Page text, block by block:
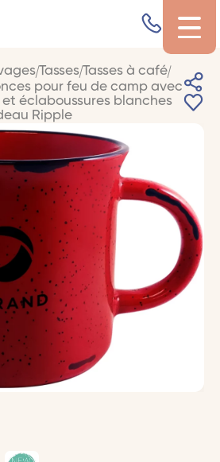
Tasses Tasses à café
pour feu de camp avec
éclaboussures blanches
Ripple